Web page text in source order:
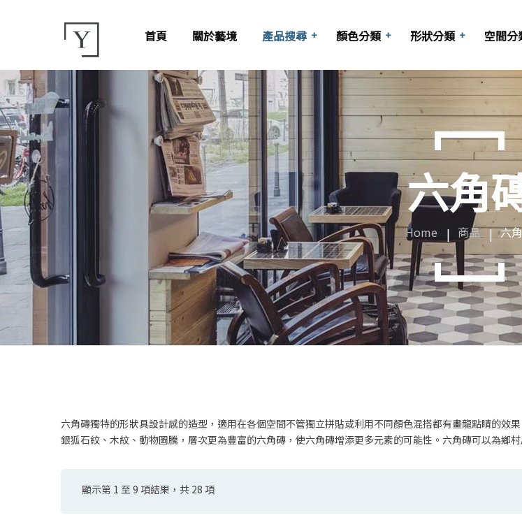
首頁 關於藝境 產品搜尋
薄板磁磚
釉拋薄版
石英磚
霧面石英磚
半拋石英磚
大板磚
釉拋大板磚
霧面大板磚
大理石磁磚
水磨石磚
古典八角磚
六角磚
外牆磚
牆磚
牆磚-方形磚
顏色分類
灰
白
米
粉
紅
黃
黑
其他顏色
形狀分類
長型磚
方形
空間分
梯廳
玄關
陽台
大廳
客廳
浴室
廚房
臥室
六角
Home 商品 六
六角磚獨特的形狀具設計感的造型，適用在各個空間不管獨立拼貼或利用不同顏色混搭都有畫龍點睛的效
銀狐石紋、木紋、動物圖騰，層次更為豐富的六角磚，使六角磚增添更多元素的可能性。六角磚可以為鄉
顯示第 1 至 9 項結果，共 28 項